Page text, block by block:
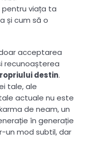
viața ta
și cum să o
acceptarea
recunoașterea
destin.
tale, ale
actuale nu este
de neam, un
în generație
un mod subtil, dar